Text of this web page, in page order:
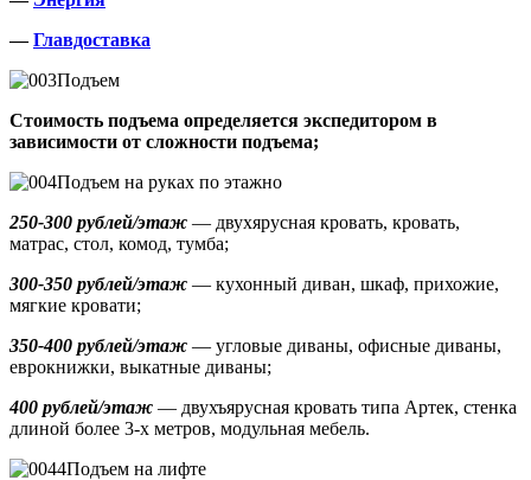
—Главдоставка
Подъем
Стоимость подъема определяется экспедитором в
зависимости от сложности подъема;
Подъем на руках по этажно
250-300 рублей/этаж — двухярусная кровать, кровать,
матрас, стол, комод, тумба;
300-350 рублей/этаж — кухонный диван, шкаф, прихожие,
мягкие кровати;
350-400 рублей/этаж — угловые диваны, офисные диваны,
еврокнижки, выкатные диваны;
400 рублей/этаж — двухъярусная кровать типа Артек, стенка
длиной более 3-х метров, модульная мебель.
Подъем на лифте